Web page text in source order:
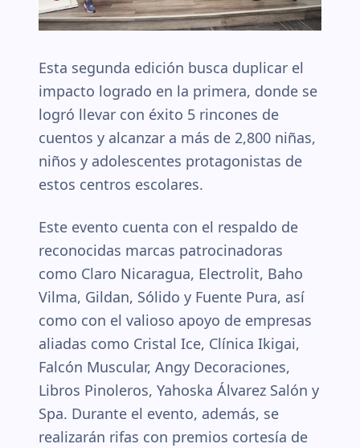
Esta segunda edición busca duplicar el
impacto logrado en la primera, donde se
logró llevar con éxito 5 rincones de
cuentos y alcanzar a más de 2,800 niñas,
niños y adolescentes protagonistas de
estos centros escolares.
Este evento cuenta con el respaldo de
reconocidas marcas patrocinadoras
como Claro Nicaragua, Electrolit, Baho
Vilma, Gildan, Sólido y Fuente Pura, así
como con el valioso apoyo de empresas
aliadas como Cristal Ice, Clínica Ikigai,
Falcón Muscular, Angy Decoraciones,
Libros Pinoleros, Yahoska Álvarez Salón y
Spa. Durante el evento, además, se
realizarán rifas con premios cortesía de